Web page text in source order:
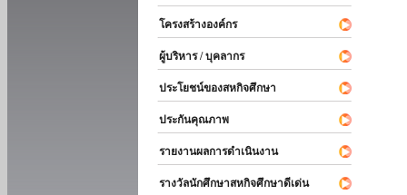
โครงสร้างองค์กร
ผู้บริหาร / บุคลากร
ประโยชน์ของสหกิจศึกษา
ประกันคุณภาพ
รายงานผลการดำเนินงาน
รางวัลนักศึกษาสหกิจศึกษาดีเด่น